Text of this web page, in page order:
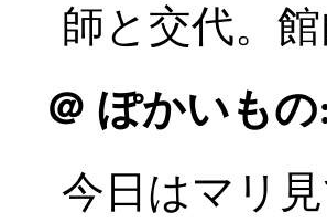
師と交代。
＠ ぽかいもの
今日はマリ